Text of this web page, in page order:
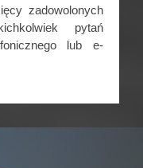
zadowolonych
pytań
lub e-